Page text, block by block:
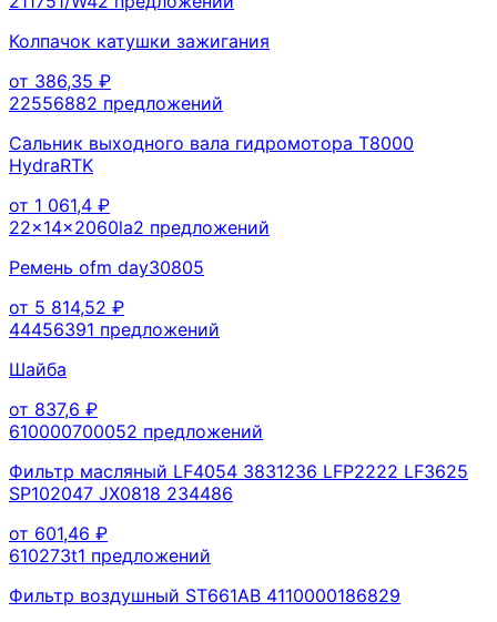
Колпачок катушки зажигания
от 386,35 ₽
22556882 предложений
Сальник выходного вала гидромотора T8000
HydraRTK
от 1 061,4 ₽
22x14x2060la2 предложений
Ремень ofm day30805
от 5 814,52 ₽
44456391 предложений
Шайба
от 837,6 ₽
610000700052 предложений
Фильтр масляный LF4054 3831236 LFP2222 LF3625
SP102047 JX0818 234486
от 601,46 ₽
610273t1 предложений
Фильтр воздушный ST661AB 4110000186829